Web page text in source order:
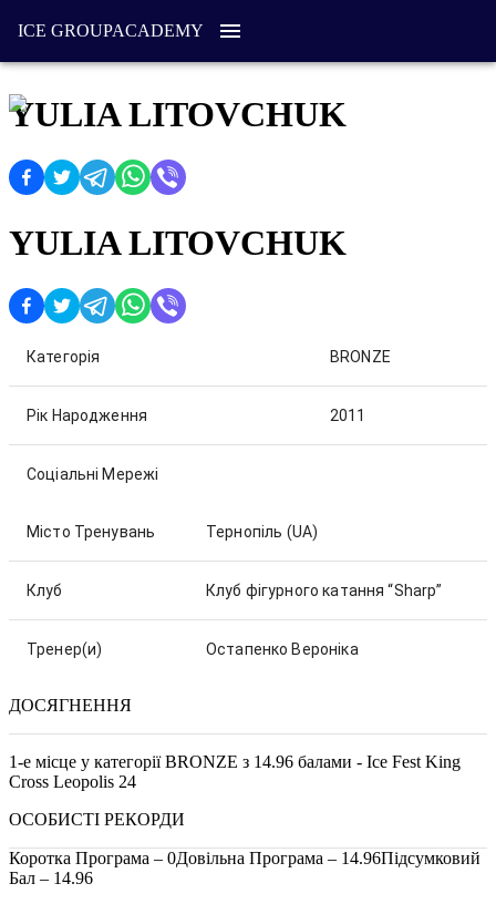
ICE GROUPACADEMY
YULIA LITOVCHUK
YULIA LITOVCHUK
Категорія BRONZE
Рік Народження 2011
Соціальні Мережі
Місто Тренувань Тернопіль (UA)
Клуб Клуб фігурного катання “Sharp”
Тренер(и) Остапенко Вероніка
ДОСЯГНЕННЯ
1-е місце у категорії BRONZE з 14.96 балами - Ice Fest King
Cross Leopolis 24
ОСОБИСТІ РЕКОРДИ
Коротка Програма – 0Довільна Програма – 14.96Підсумковий
Бал – 14.96